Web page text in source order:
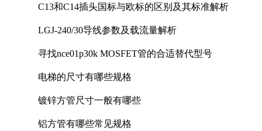
C13和C14插头国标与欧标的区别及其标准解析
LGJ-240/30导线参数及载流量解析
寻找nce01p30k MOSFET管的合适替代型号
电梯的尺寸有哪些规格
镀锌方管尺寸一般有哪些
铝方管有哪些常见规格